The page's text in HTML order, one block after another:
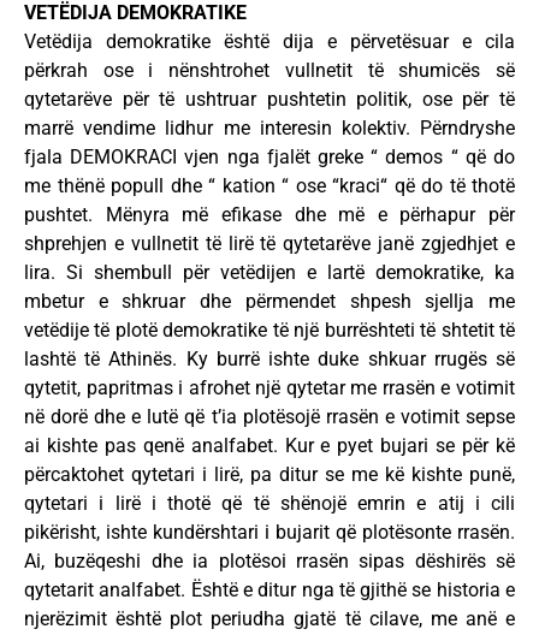
VETËDIJA DEMOKRATIKE
Vetëdija demokratike është dija e përvetësuar e cila
përkrah ose i nënshtrohet vullnetit të shumicës së
qytetarëve për të ushtruar pushtetin politik, ose për të
marrë vendime lidhur me interesin kolektiv. Përndryshe
fjala DEMOKRACI vjen nga fjalët greke “ demos “ që do
me thënë popull dhe “ kation “ ose “kraci“ që do të thotë
pushtet. Mënyra më efikase dhe më e përhapur për
shprehjen e vullnetit të lirë të qytetarëve janë zgjedhjet e
lira. Si shembull për vetëdijen e lartë demokratike, ka
mbetur e shkruar dhe përmendet shpesh sjellja me
vetëdije të plotë demokratike të një burrështeti të shtetit të
lashtë të Athinës. Ky burrë ishte duke shkuar rrugës së
qytetit, papritmas i afrohet një qytetar me rrasën e votimit
në dorë dhe e lutë që t’ia plotësojë rrasën e votimit sepse
ai kishte pas qenë analfabet. Kur e pyet bujari se për kë
përcaktohet qytetari i lirë, pa ditur se me kë kishte punë,
qytetari i lirë i thotë që të shënojë emrin e atij i cili
pikërisht, ishte kundërshtari i bujarit që plotësonte rrasën.
Ai, buzëqeshi dhe ia plotësoi rrasën sipas dëshirës së
qytetarit analfabet. Është e ditur nga të gjithë se historia e
njerëzimit është plot periudha gjatë të cilave, me anë e